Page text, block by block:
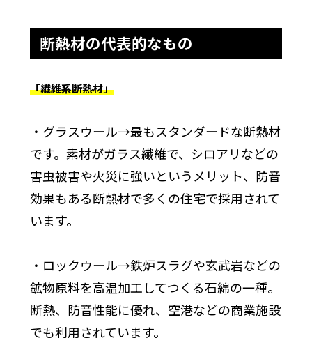
断熱材の代表的なもの
「繊維系断熱材」
・グラスウール→最もスタンダードな断熱材
です。素材がガラス繊維で、シロアリなどの
害虫被害や火災に強いというメリット、防音
効果もある断熱材で多くの住宅で採用されて
います。
・ロックウール→鉄炉スラグや玄武岩などの
鉱物原料を高温加工してつくる石綿の一種。
断熱、防音性能に優れ、空港などの商業施設
でも利用されています。